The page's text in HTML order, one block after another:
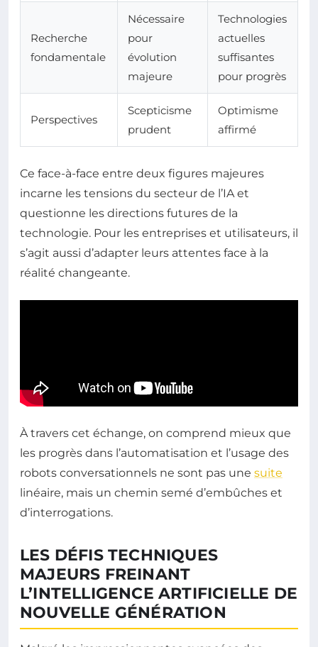
Recherche
fondamentale
Nécessaire
pour
évolution
majeure
Technologies
actuelles
suffisantes
pour progrès
Perspectives
Scepticisme
prudent
Optimisme
affirmé
Ce face-à-face entre deux figures majeures
incarne les tensions du secteur de l’IA et
questionne les directions futures de la
technologie. Pour les entreprises et utilisateurs, il
s’agit aussi d’adapter leurs attentes face à la
réalité changeante.
À travers cet échange, on comprend mieux que
les progrès dans l’automatisation et l’usage des
robots conversationnels ne sont pas une suite
linéaire, mais un chemin semé d’embûches et
d’interrogations.
LES DÉFIS TECHNIQUES
MAJEURS FREINANT
L’INTELLIGENCE ARTIFICIELLE DE
NOUVELLE GÉNÉRATION